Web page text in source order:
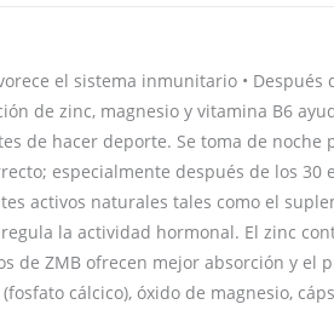
el sistema inmunitario •
de zinc, magnesio y vitamina B6
de hacer deporte. Se toma de
especialmente después de los
activos naturales tales como el
la actividad hormonal. El zinc
de ZMB ofrecen mejor absorción y
cálcico), óxido de magnesio,